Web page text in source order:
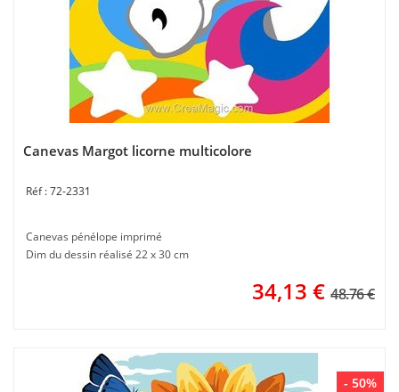
Canevas Margot licorne multicolore
72-2331
Canevas pénélope imprimé
Dim du dessin réalisé 22 x 30 cm
34,13 € 48.76 €
- 50%